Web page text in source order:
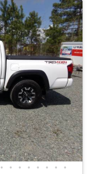
• • • • • • • •